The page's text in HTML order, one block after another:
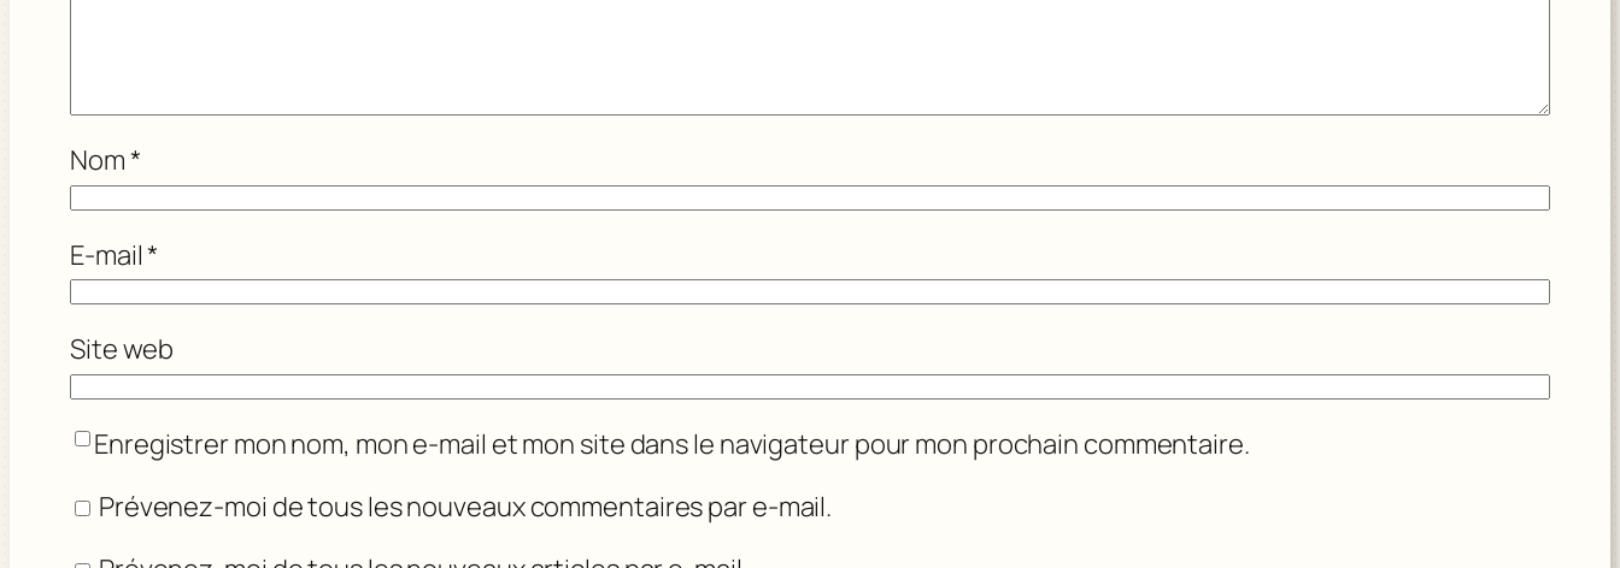
Nom*
E-mail*
Site web
Enregistrer mon nom, mon e-mail et mon site dans le navigateur pour mon prochain commentaire.
Prévenez-moi de tous les nouveaux commentaires par e-mail.